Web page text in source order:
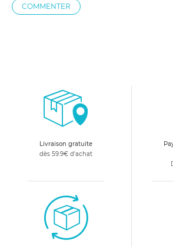
COMMENTER
Livraison gratuite
dès 59.9€ d'achat